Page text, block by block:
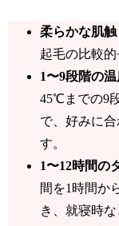
柔らかな肌触
起毛の比較
1〜9段階の
45℃までの9
で、好みに
す。
1〜12時間の
間を1時間か
き、就寝時な